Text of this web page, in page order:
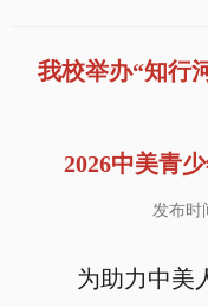
我校举办“知行
2026中美青
发布时
为助力中美